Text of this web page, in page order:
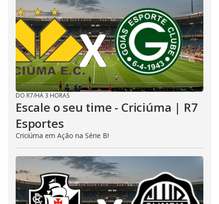
DO R7/HÁ 3 HORAS
Escale o seu time - Criciúma | R7
Esportes
Criciúma em Ação na Série B!